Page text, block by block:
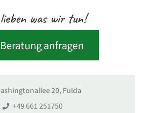
was wir tun!
Beratung anfragen
20, Fulda
+49 661 251750